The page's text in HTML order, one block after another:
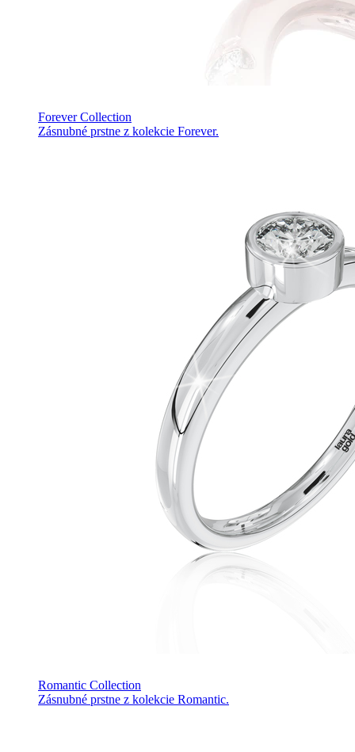
Forever Collection
Zásnubné prstne z kolekcie Forever.
Romantic Collection
Zásnubné prstne z kolekcie Romantic.